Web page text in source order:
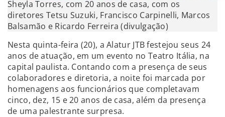
Sheyla Torres, com 20 anos de casa, com os
diretores Tetsu Suzuki, Francisco Carpinelli, Marcos
Balsamão e Ricardo Ferreira (divulgação)
Nesta quinta-feira (20), a Alatur JTB festejou seus 24
anos de atuação, em um evento no Teatro Itália, na
capital paulista. Contando com a presença de seus
colaboradores e diretoria, a noite foi marcada por
homenagens aos funcionários que completavam
cinco, dez, 15 e 20 anos de casa, além da presença
de uma palestrante surpresa.